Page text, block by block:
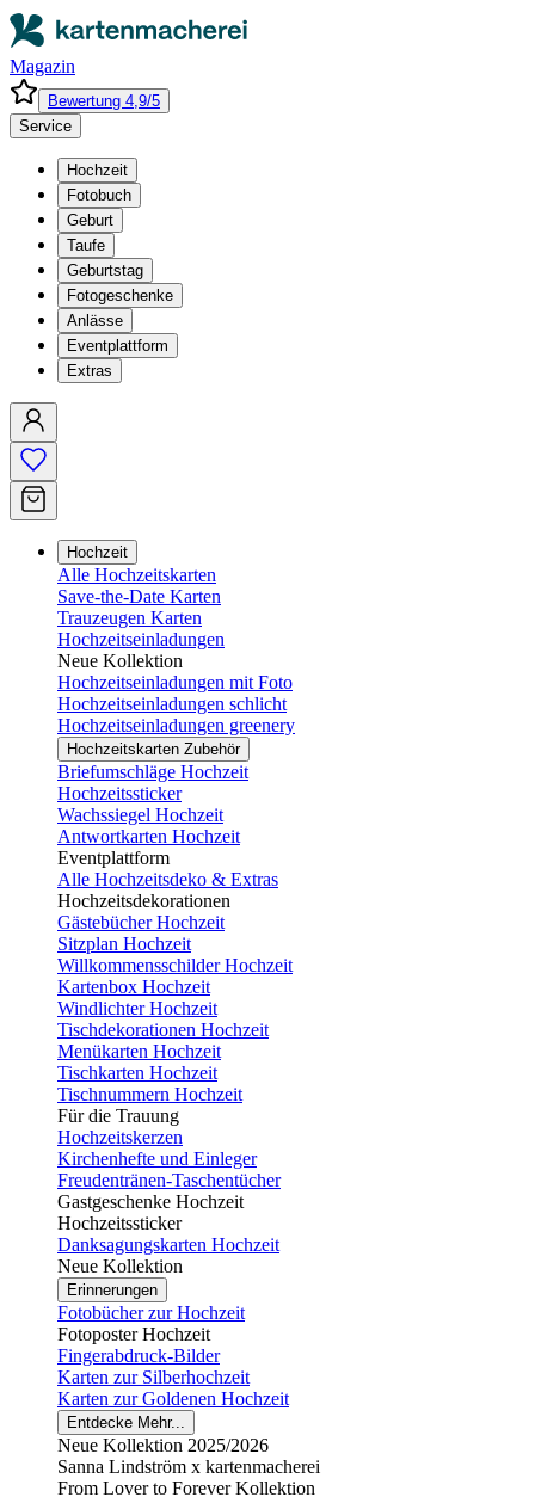
Magazin
Bewertung 4,9/5
Service
Hochzeit
Fotobuch
Geburt
Taufe
Geburtstag
Fotogeschenke
Anlässe
Eventplattform
Extras
Hochzeit
Alle Hochzeitskarten
Save-the-Date Karten
Trauzeugen Karten
Hochzeitseinladungen
Neue Kollektion
Hochzeitseinladungen mit Foto
Hochzeitseinladungen schlicht
Hochzeitseinladungen greenery
Hochzeitskarten Zubehör
Briefumschläge Hochzeit
Hochzeitssticker
Wachssiegel Hochzeit
Antwortkarten Hochzeit
Eventplattform
Alle Hochzeitsdeko & Extras
Hochzeitsdekorationen
Gästebücher Hochzeit
Sitzplan Hochzeit
Willkommensschilder Hochzeit
Kartenbox Hochzeit
Windlichter Hochzeit
Tischdekorationen Hochzeit
Menükarten Hochzeit
Tischkarten Hochzeit
Tischnummern Hochzeit
Für die Trauung
Hochzeitskerzen
Kirchenhefte und Einleger
Freudentränen-Taschentücher
Gastgeschenke Hochzeit
Hochzeitssticker
Danksagungskarten Hochzeit
Neue Kollektion
Erinnerungen
Fotobücher zur Hochzeit
Fotoposter Hochzeit
Fingerabdruck-Bilder
Karten zur Silberhochzeit
Karten zur Goldenen Hochzeit
Entdecke Mehr...
Neue Kollektion 2025/2026
Sanna Lindström x kartenmacherei
From Lover to Forever Kollektion